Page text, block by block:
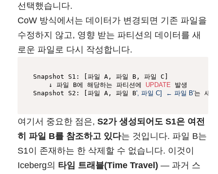
선택했습니다.
CoW 방식에서는 데이터가 변경되면 기존 파일을
수정하지 않고, 영향 받는 파티션의 데이터를 새
로운 파일로 다시 작성합니다.
Snapshot S1: [파일 A, 파일 B, 파일 C]
↓ 파일 B에 해당하는 파티션에 UPDATE 발생
Snapshot S2: [파일 A, 파일 B', 파일 C]  ← 파일 B'는 새
여기서 중요한 점은, S2가 생성되어도 S1은 여전
히 파일 B를 참조하고 있다는 것입니다. 파일 B는
S1이 존재하는 한 삭제할 수 없습니다. 이것이
Iceberg의 타임 트래블(Time Travel) — 과거 스